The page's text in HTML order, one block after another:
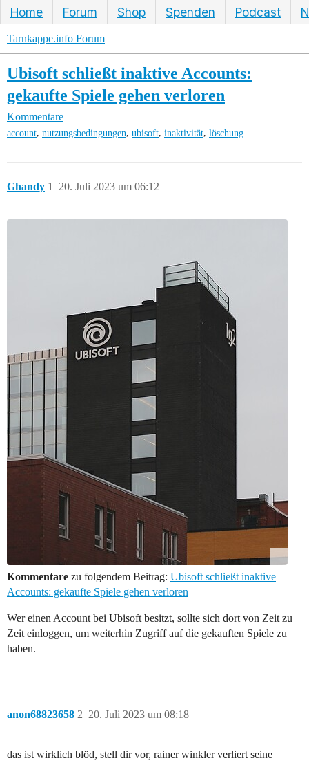
Home Forum Shop Spenden Podcast
Tarnkappe.info Forum
Ubisoft schließt inaktive Accounts:
gekaufte Spiele gehen verloren
Kommentare
account nutzungsbedingungen ubisoft inaktivität löschung
Ghandy 20. Juli 2023 um 06:12
1
Kommentare zu folgendem Beitrag: Ubisoft schließt inaktive
Accounts: gekaufte Spiele gehen verloren
Wer einen Account bei Ubisoft besitzt, sollte sich dort von Zeit zu
Zeit einloggen, um weiterhin Zugriff auf die gekauften Spiele zu
haben.
anon68823658 20. Juli 2023 um 08:18
2
das ist wirklich blöd, stell dir vor, rainer winkler verliert seine